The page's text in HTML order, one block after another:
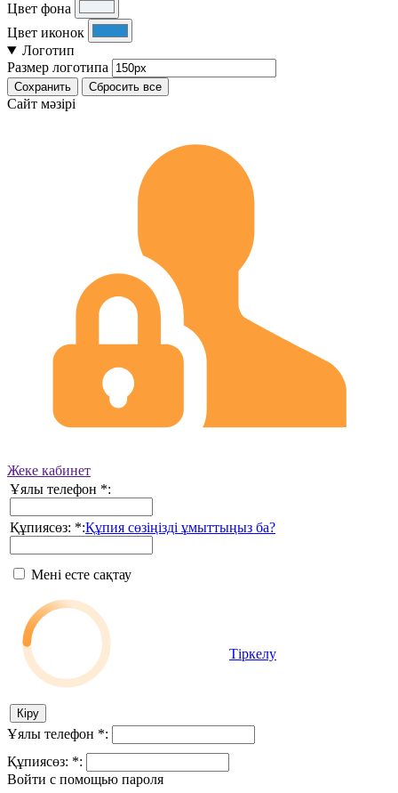
Цвет фона
Цвет иконок
Логотип
Размер логотипа
Сохранить Сбросить все
Cайт мәзірі
Жеке кабинет
Ұялы телефон *:
Құпиясөз: *:Құпия сөзіңізді ұмыттыңыз ба?
Мені есте сақтау
Тіркелу
Ұялы телефон *:
Құпиясөз: *:
Войти с помощью пароля